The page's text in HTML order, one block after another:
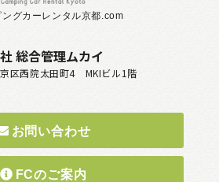
ングカーレンタル京都.com
総合管理ムカイ
区西院太田町4 MKIビル1階
お問い合わせ
FCのご案内